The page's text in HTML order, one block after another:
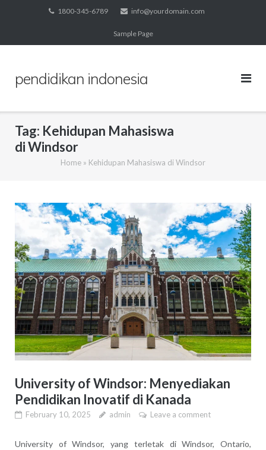
1800-345-6789 info@yourdomain.com
Sample Page
pendidikan indonesia
Tag: Kehidupan Mahasiswa
di Windsor
Home » Kehidupan Mahasiswa di Windsor
University of Windsor: Menyediakan
Pendidikan Inovatif di Kanada
February 10, 2025 admin Leave a comment
University of Windsor, yang terletak di Windsor, Ontario,